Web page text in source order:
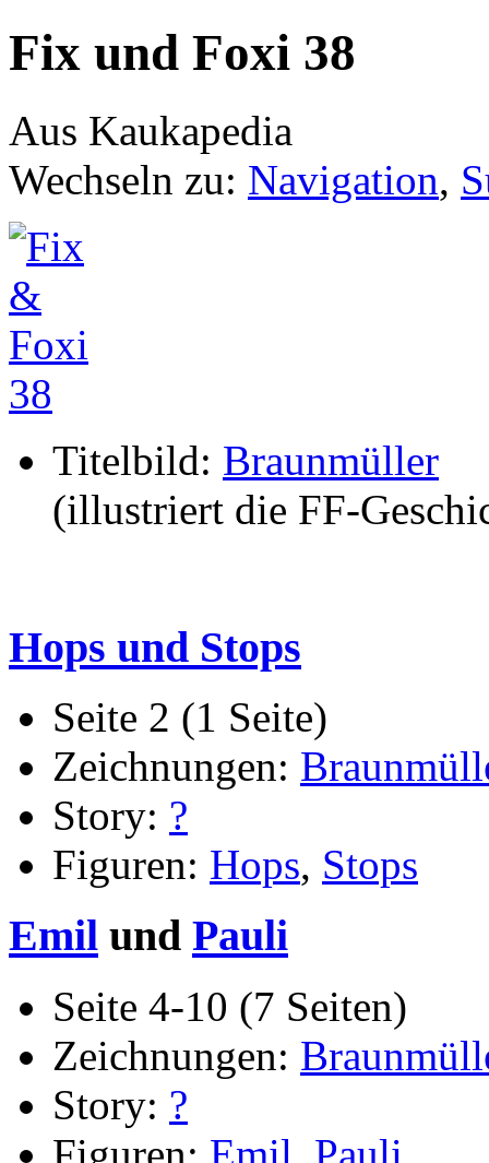
Fix und Foxi 38
Aus Kaukapedia
Wechseln zu: Navigation,
Titelbild: Braunmüller
(illustriert die FF-
Hops und Stops
Seite 2 (1 Seite)
Zeichnungen:
Story: ?
Figuren: Hops, Stops
Emil und Pauli
Seite 4-10 (7 Seiten)
Zeichnungen:
Story: ?
Figuren: Emil, Pauli